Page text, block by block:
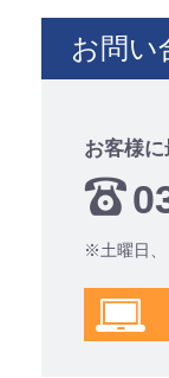
お問い
お客様
※土曜日、